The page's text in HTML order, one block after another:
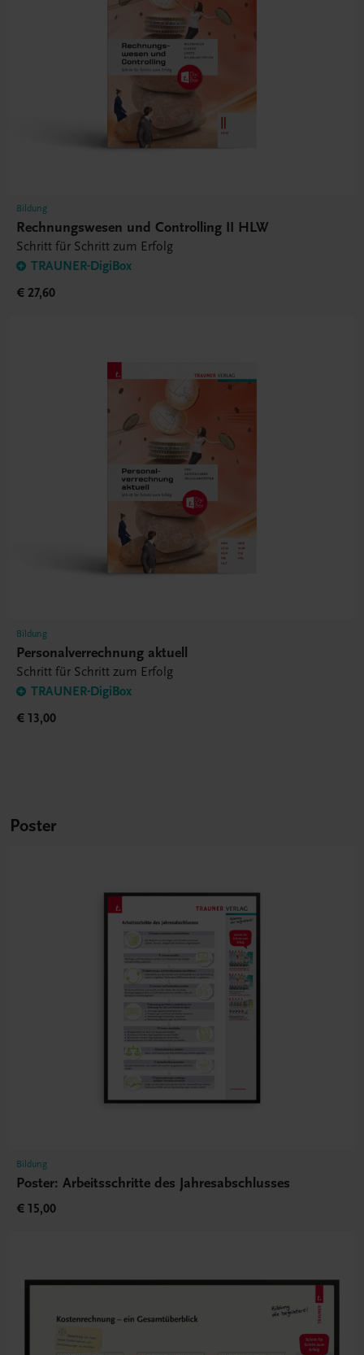
Bildung
Rechnungswesen und Controlling II HLW
Schritt für Schritt zum Erfolg
TRAUNER-DigiBox
€ 27,60
Bildung
Personalverrechnung aktuell
Schritt für Schritt zum Erfolg
TRAUNER-DigiBox
€ 13,00
Poster
Bildung
Poster: Arbeitsschritte des Jahresabschlusses
€ 15,00